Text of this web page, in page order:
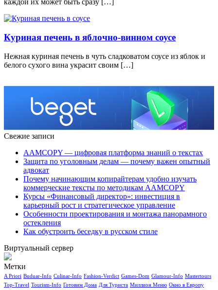
каждой их может быть сразу […]
Куриная печень в яблочно-винном соусе
Нежная куриная печень в чуть сладковатом соусе из яблок и
белого сухого вина украсит своим […]
Свежие записи
AAMCOPY — цифровая платформа знаний о текстах
Защита по уголовным делам — почему важен опытный
адвокат
Почему начинающим копирайтерам удобно изучать
коммерческие тексты по методикам AAMCOPY
Курсы «Финансовый директор»: инвестиция в
карьерный рост и стратегическое управление
Особенности проектирования и монтажа панорамного
остекления
Как обустроить беседку в русском стиле
Виртуальный сервер
Метки
A Priori Buduar-Info Culinar-Info Fashion-Verdict Games-Dom Glamour-Info Mastertours
Top-Travel Tourism-Info Готовим Дома Для Туриста Миллион Меню Окно в Европу